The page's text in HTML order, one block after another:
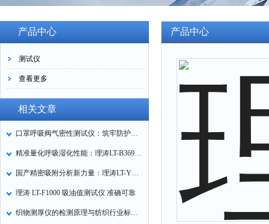
产品中心
测试仪
查看更多
相关文章
口罩呼吸阀气密性测试仪：筑牢防护口罩的质量关卡
精准量化呼吸湿化性能：理涛LT-B369湿化器数据采集装置技术解析
国产精密吸附分析新力量：理涛LT-Y019A全自动高压吸附仪的性能与应用解析
理涛 LT-F1000 吸油值测试仪 准确可靠
织物测厚仪的检测原理与纺织行业标准化应用
产品中心